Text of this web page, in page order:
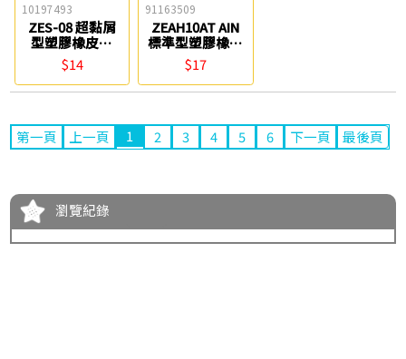
10197493
ZES-08 超黏屑
型塑膠橡皮擦
Pentel
$14
91163509
ZEAH10AT AIN
標準型塑膠橡皮
擦 Pentel
$17
第一頁 上一頁 1 2 3 4 5 6 下一頁 最後頁
瀏覽紀錄